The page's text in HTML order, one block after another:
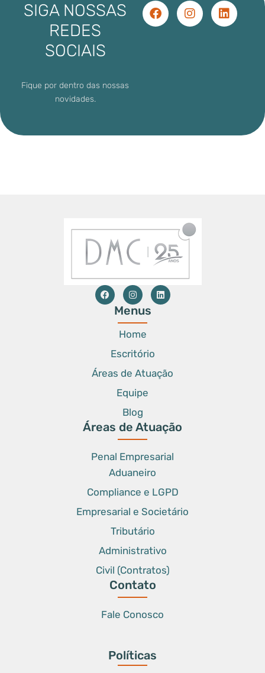
SIGA NOSSAS
REDES
SOCIAIS
Fique por dentro das nossas
novidades.
Menus
Home
Escritório
Áreas de Atuação
Equipe
Blog
Áreas de Atuação
Penal Empresarial
Aduaneiro
Compliance e LGPD
Empresarial e Societário
Tributário
Administrativo
Civil (Contratos)
Contato
Fale Conosco
Políticas